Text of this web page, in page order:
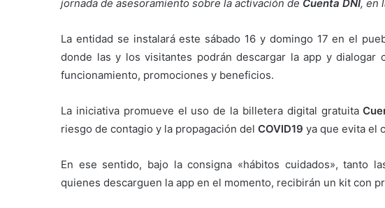
jornada de asesoramiento sobre la activación de Cuenta DNI, en
La entidad se instalará este sábado 16 y domingo 17 en el
donde las y los visitantes podrán descargar la app y dialogar
funcionamiento, promociones y beneficios.
La iniciativa promueve el uso de la billetera digital gratuita
riesgo de contagio y la propagación del COVID19 ya que evita el
En ese sentido, bajo la consigna «hábitos cuidados», tanto
quienes descarguen la app en el momento, recibirán un kit con